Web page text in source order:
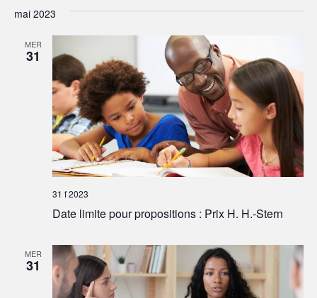
une
mai 2023
MER
31
Date limite pour propositions : Prix H. H.-Stern
31 f 2023
MER
31